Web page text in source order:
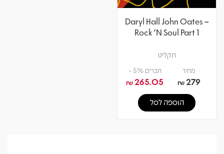
Daryl Hall John Oates –
Rock 'N Soul Part 1
תקליט
מחיר
279
₪
חברים 5% -
265.05
₪
הוספה לסל